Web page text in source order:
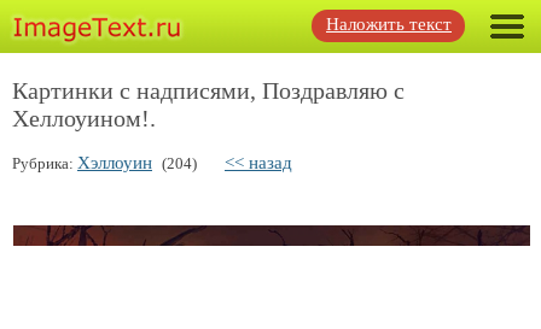
Наложить текст
Картинки с надписями, Поздравляю с
Хеллоуином!.
Рубрика: Хэллоуин (204) << назад